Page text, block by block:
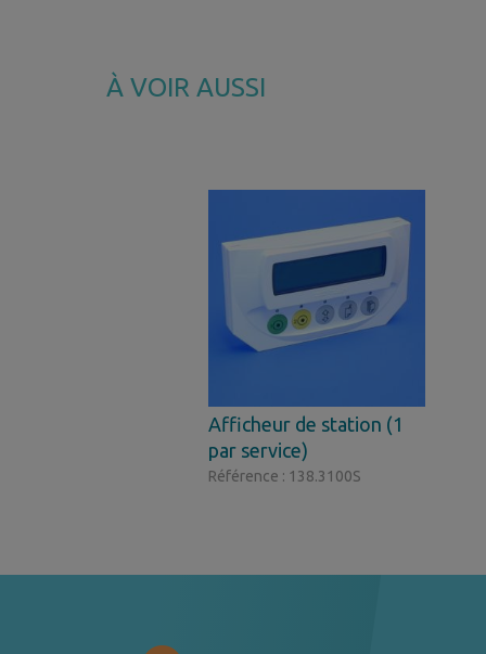
À VOIR AUSSI
Afficheur de station (1
par service)
Référence : 138.3100S